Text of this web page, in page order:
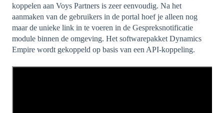
koppelen aan Voys Partners is zeer eenvoudig. Na het
aanmaken van de gebruikers in de portal hoef je alleen nog
maar de unieke link in te voeren in de Gespreksnotificatie
module binnen de omgeving. Het softwarepakket Dynamics
Empire wordt gekoppeld op basis van een API-koppeling.